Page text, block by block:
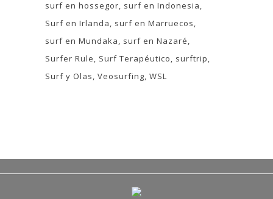
surf en hossegor surf en Indonesia
Surf en Irlanda
surf en Marruecos
surf en Mundaka
surf en Nazaré
Surfer Rule
Surf Terapéutico
surftrip
Surf y Olas Veosurfing WSL